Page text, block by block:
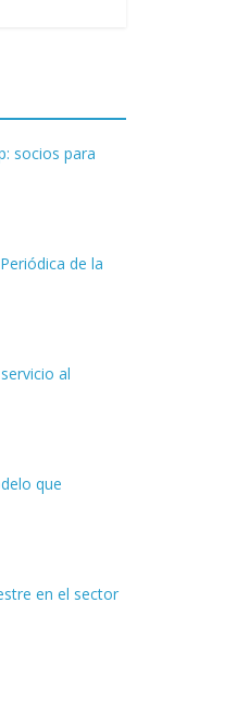
socios para
de la
al
que
en el sector